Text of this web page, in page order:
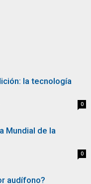
la tecnología
0
Mundial de la
0
audífono?